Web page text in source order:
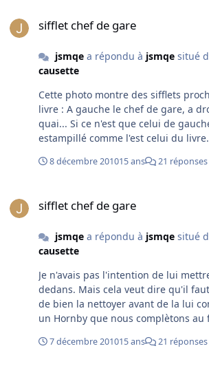
sifflet chef de gare
jsmqea répondu à jsmqesitué
causette
Cette photo montre des sifflets
livre : A gauche le chef de gare, a droite le chef de
quai... Si ce n'est que celui de
estampillé comme l'est celui du livre.
8 décembre 201015 ans 21 réponses
sifflet chef de gare
jsmqea répondu à jsmqesitué
causette
Je n'avais pas l'intention de lui
dedans. Mais cela veut dire qu'il
de bien la nettoyer avant de la lui confier. Son
un Hornby que nous complètons au
d'exception.
7 décembre 201015 ans 21 réponses